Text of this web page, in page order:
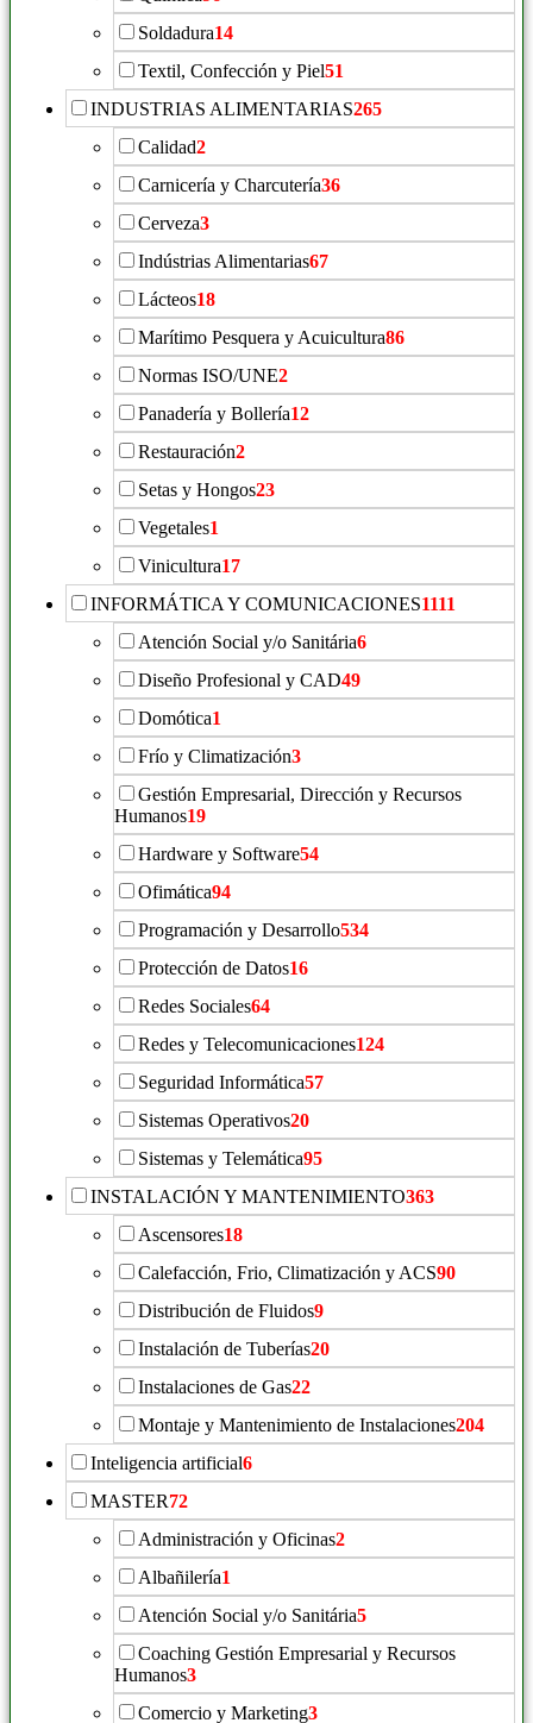
Soldadura14
Textil, Confección y Piel51
INDUSTRIAS ALIMENTARIAS265
Calidad2
Carnicería y Charcutería36
Cerveza3
Indústrias Alimentarias67
Lácteos18
Marítimo Pesquera y Acuicultura86
Normas ISO/UNE2
Panadería y Bollería12
Restauración2
Setas y Hongos23
Vegetales1
Vinicultura17
INFORMÁTICA Y COMUNICACIONES1111
Atención Social y/o Sanitária6
Diseño Profesional y CAD49
Domótica1
Frío y Climatización3
Gestión Empresarial, Dirección y Recursos
Humanos19
Hardware y Software54
Ofimática94
Programación y Desarrollo534
Protección de Datos16
Redes Sociales64
Redes y Telecomunicaciones124
Seguridad Informática57
Sistemas Operativos20
Sistemas y Telemática95
INSTALACIÓN Y MANTENIMIENTO363
Ascensores18
Calefacción, Frio, Climatización y ACS90
Distribución de Fluidos9
Instalación de Tuberías20
Instalaciones de Gas22
Montaje y Mantenimiento de Instalaciones204
Inteligencia artificial6
MASTER72
Administración y Oficinas2
Albañilería1
Atención Social y/o Sanitária5
Coaching Gestión Empresarial y Recursos
Humanos3
Comercio y Marketing3